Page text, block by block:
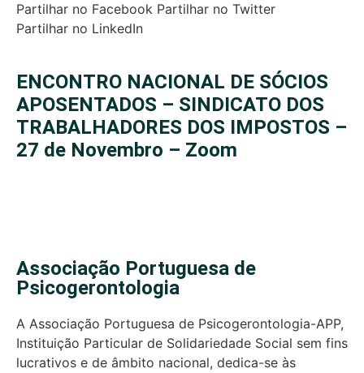
Partilhar no Facebook Partilhar no Twitter
Partilhar no LinkedIn
ENCONTRO NACIONAL DE SÓCIOS
APOSENTADOS – SINDICATO DOS
TRABALHADORES DOS IMPOSTOS –
27 de Novembro – Zoom
Associação Portuguesa de
Psicogerontologia
A Associação Portuguesa de Psicogerontologia-APP,
Instituição Particular de Solidariedade Social sem fins
lucrativos e de âmbito nacional, dedica-se às